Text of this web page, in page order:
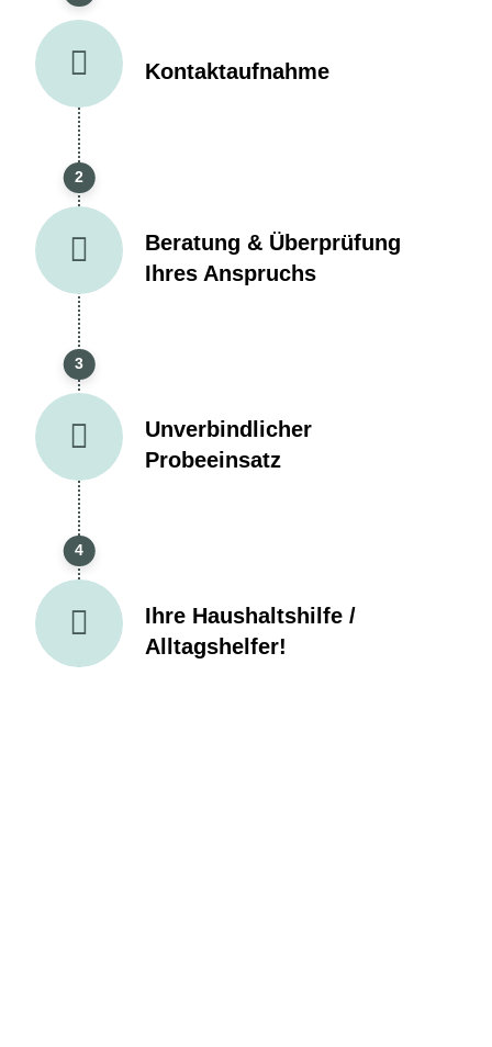
Kontaktaufnahme
2
Beratung & Überprüfung
Ihres Anspruchs
3
Unverbindlicher
Probeeinsatz
4
Ihre Haushaltshilfe /
Alltagshelfer!